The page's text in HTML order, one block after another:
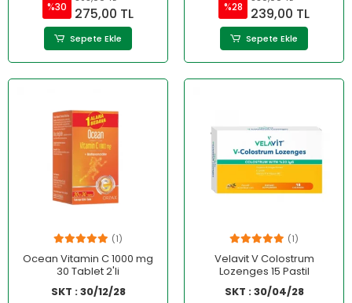
%30 275,00 TL
Sepete Ekle
%28 239,00 TL
Sepete Ekle
(1)
Ocean Vitamin C 1000 mg
30 Tablet 2'li
SKT : 30/12/28
(1)
Velavit V Colostrum
Lozenges 15 Pastil
SKT : 30/04/28